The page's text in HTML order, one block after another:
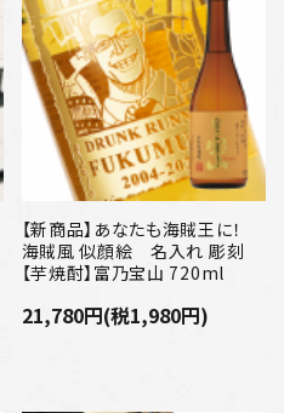
【新商品】あなたも海賊王に！
海賊風 似顔絵 名入れ 彫刻
【芋焼酎】富乃宝山 720ml
21,780円(税1,980円)